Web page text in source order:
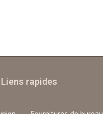
Liens rapides